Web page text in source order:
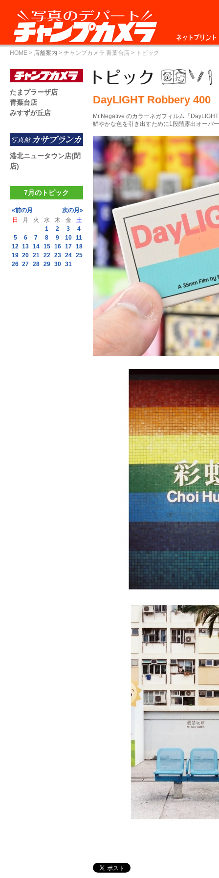
ネットプリント
HOME > 店舗案内 > チャンプカメラ 青葉台店 > トピック
DayLIGHT Robbery 400
Mr.Negative のカラーネガフィルム『
鮮やかな色を引き出すために1段階露出オーバ
たまプラーザ店
青葉台店
みすずが丘店
港北ニュータウン店(閉
店)
7月のトピック
«前の月
次の月»
日
月 火 水 木 金
土
1
2 3
4
5
6 7 8 9 10
11
12 13 14 15 16 17 18
19 20 21 22 23 24 25
26 27 28 29 30 31